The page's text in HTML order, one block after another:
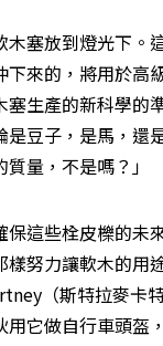
塞放到燈光下。
下來的，將用於高
塞生產的新科學的
是豆子，是馬，還
量，不是嗎？」
保這些栓皮櫟的未
樣努力讓軟木的用
（斯特拉麥卡
用它做自行車頭盔